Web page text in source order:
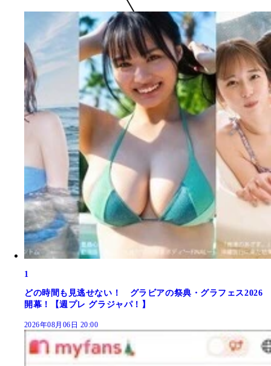
1
どの時間も見逃せない！ グラビアの祭典・グラフェス2026
開幕！【週プレ グラジャパ！】
2026年08月06日 20:00